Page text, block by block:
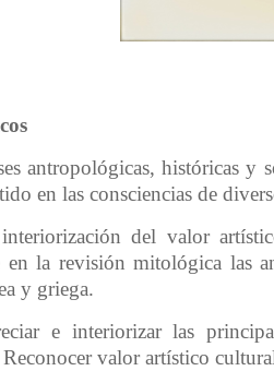
antropológicas, históricas y
en las consciencias de
del valor
en la revisión mitológica las
y griega.
e interiorizar las
valor artístico